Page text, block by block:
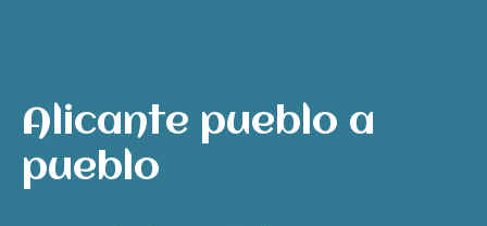
Alicante pueblo a
pueblo